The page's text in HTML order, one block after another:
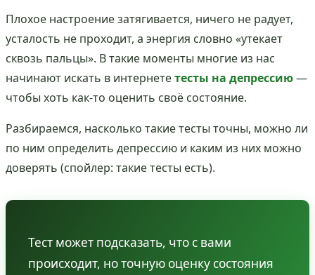
Плохое настроение затягивается, ничего не радует,
усталость не проходит, а энергия словно «утекает
сквозь пальцы». В такие моменты многие из нас
начинают искать в интернететесты на депрессию—
чтобы хоть как-то оценить своё состояние.
Разбираемся, насколько такие тесты точны, можно ли
по ним определить депрессию и каким из них можно
доверять (спойлер: такие тесты есть).
Тест может подсказать, что с вами
происходит, но точную оценку состояния